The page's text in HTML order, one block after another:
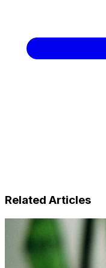
Related Articles